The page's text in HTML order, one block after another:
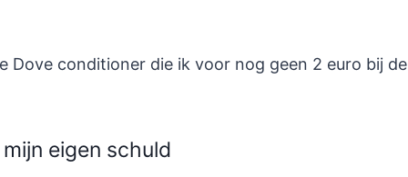
Dove conditioner die ik voor nog geen 2 euro bij de
eigen schuld